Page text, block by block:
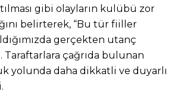
gibi olayların kulübü zor
belirterek, “Bu tür fiiller
gerçekten utanç
Taraftarlara çağrıda bulunan
yolunda daha dikkatli ve duyarlı